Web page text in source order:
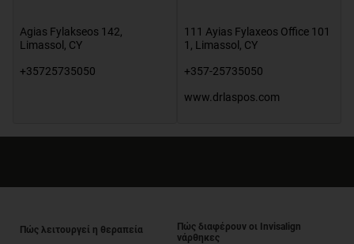
Agias Fylakseos 142,
Limassol , CY
+35725735050
111 Ayias Fylaxeos Office 101
1 , Limassol , CY
+357-25735050
www.drlaspos.com
Πώς λειτουργεί η θεραπεία
Πώς διαφέρουν οι Invisalign
νάρθηκες